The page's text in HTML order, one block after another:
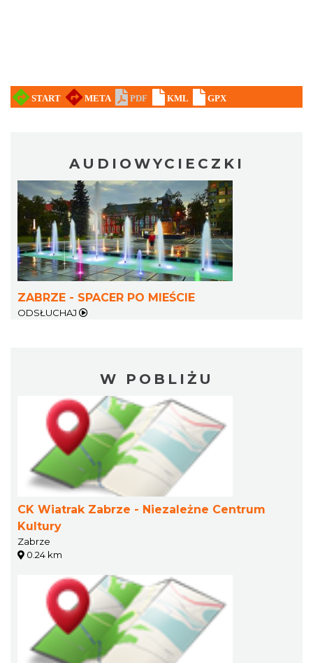
AUDIOWYCIECZKI
ZABRZE - SPACER PO MIEŚCIE
ODSŁUCHAJ
W POBLIŻU
CK Wiatrak Zabrze - Niezależne Centrum
Kultury
Zabrze
0.24 km